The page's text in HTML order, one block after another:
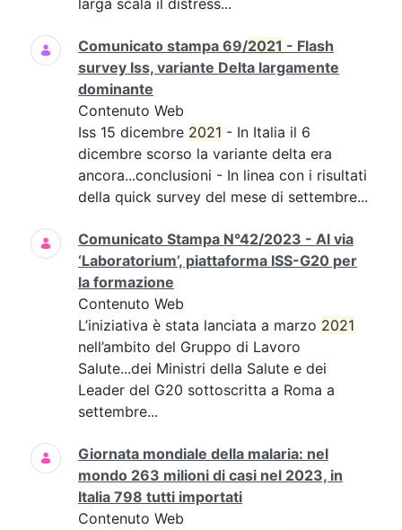
larga scala il distress...
Comunicato stampa 69/2021 - Flash
survey Iss, variante Delta largamente
dominante
Contenuto Web
Iss 15 dicembre 2021 - In Italia il 6
dicembre scorso la variante delta era
ancora...conclusioni - In linea con i risultati
della quick survey del mese di settembre...
Comunicato Stampa N°42/2023 - Al via
‘Laboratorium’, piattaforma ISS-G20 per
la formazione
Contenuto Web
L’iniziativa è stata lanciata a marzo 2021
nell’ambito del Gruppo di Lavoro
Salute...dei Ministri della Salute e dei
Leader del G20 sottoscritta a Roma a
settembre...
Giornata mondiale della malaria: nel
mondo 263 milioni di casi nel 2023, in
Italia 798 tutti importati
Contenuto Web